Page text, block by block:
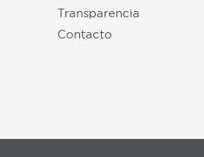
Transparencia
Contacto